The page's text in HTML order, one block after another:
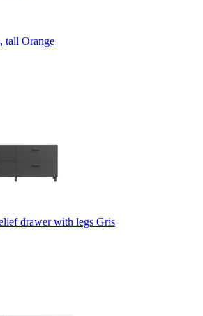
tall Orange
drawer with legs Gris